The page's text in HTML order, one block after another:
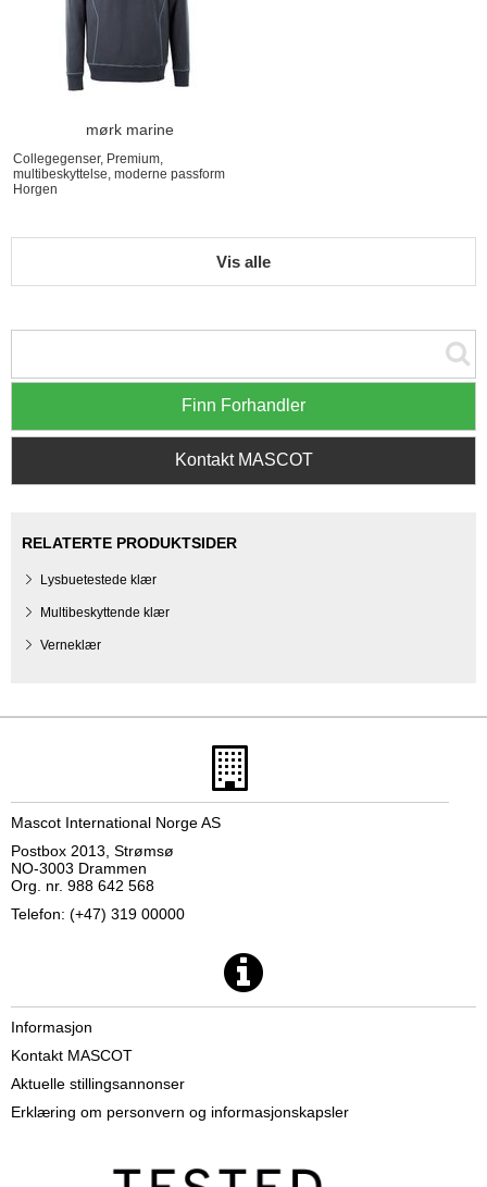
mørk marine
Collegegenser, Premium,
multibeskyttelse, moderne passform
Horgen
Vis alle
Finn Forhandler
Kontakt MASCOT
RELATERTE PRODUKTSIDER
Lysbuetestede klær
Multibeskyttende klær
Verneklær
Mascot International Norge AS
Postbox 2013, Strømsø
NO-3003 Drammen
Org. nr. 988 642 568
Telefon: (+47) 319 00000
Informasjon
Kontakt MASCOT
Aktuelle stillingsannonser
Erklæring om personvern og informasjonskapsler